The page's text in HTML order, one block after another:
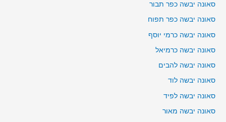
סאונה יבשה כפר תבור
סאונה יבשה כפר תפוח
סאונה יבשה כרמי יוסף
סאונה יבשה כרמיאל
סאונה יבשה להבים
סאונה יבשה לוד
סאונה יבשה לפיד
סאונה יבשה מאור